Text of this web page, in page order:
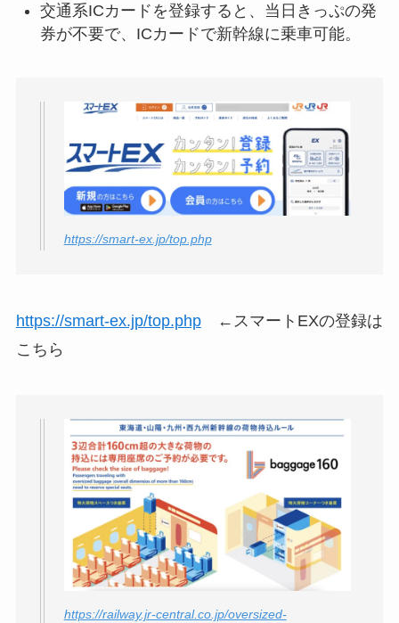
交通系ICカードを登録すると、当日きっぷの発
券が不要で、ICカードで新幹線に乗車可能。
https://smart-ex.jp/top.php
https://smart-ex.jp/top.php←スマートEXの登録は
こちら
https://railway.jr-central.co.jp/oversized-